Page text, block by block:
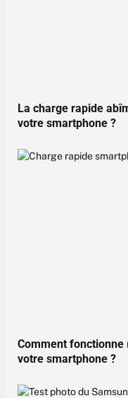
La charge rapide
votre smartphone ?
Comment
votre smartphone ?